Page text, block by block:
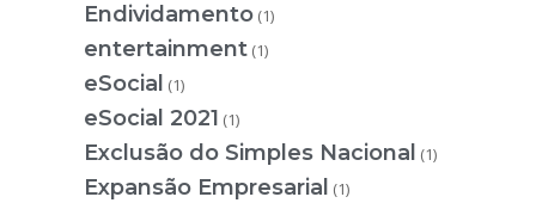
Endividamento (1)
entertainment (1)
eSocial (1)
eSocial 2021 (1)
Exclusão do Simples Nacional (1)
Expansão Empresarial (1)